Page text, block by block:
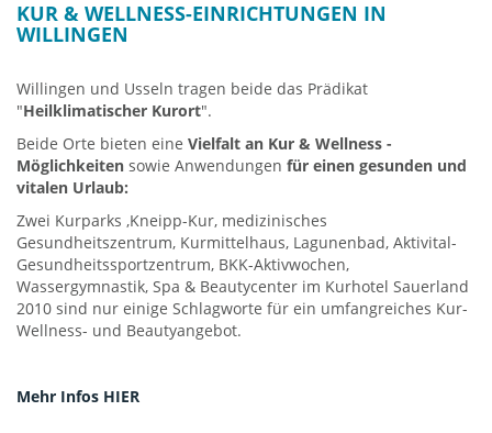
KUR & WELLNESS-EINRICHTUNGEN IN
WILLINGEN
Willingen und Usseln tragen beide das Prädikat
"Heilklimatischer Kurort".
Beide Orte bieten eine Vielfalt an Kur & Wellness -
Möglichkeiten sowie Anwendungen für einen gesunden und
vitalen Urlaub:
Zwei Kurparks ,Kneipp-Kur, medizinisches
Gesundheitszentrum, Kurmittelhaus, Lagunenbad, Aktivital-
Gesundheitssportzentrum, BKK-Aktivwochen,
Wassergymnastik, Spa & Beautycenter im Kurhotel Sauerland
2010 sind nur einige Schlagworte für ein umfangreiches Kur-
Wellness- und Beautyangebot.
Mehr Infos HIER